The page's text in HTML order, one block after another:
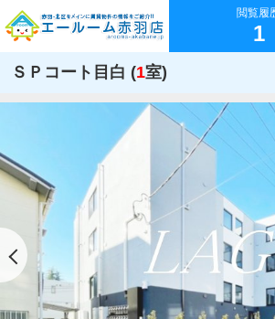
閲覧履
1
ＳＰコート目白 (1室)